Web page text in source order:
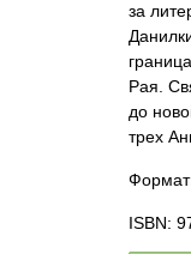
за
Рая.
до
трех
ISBN: